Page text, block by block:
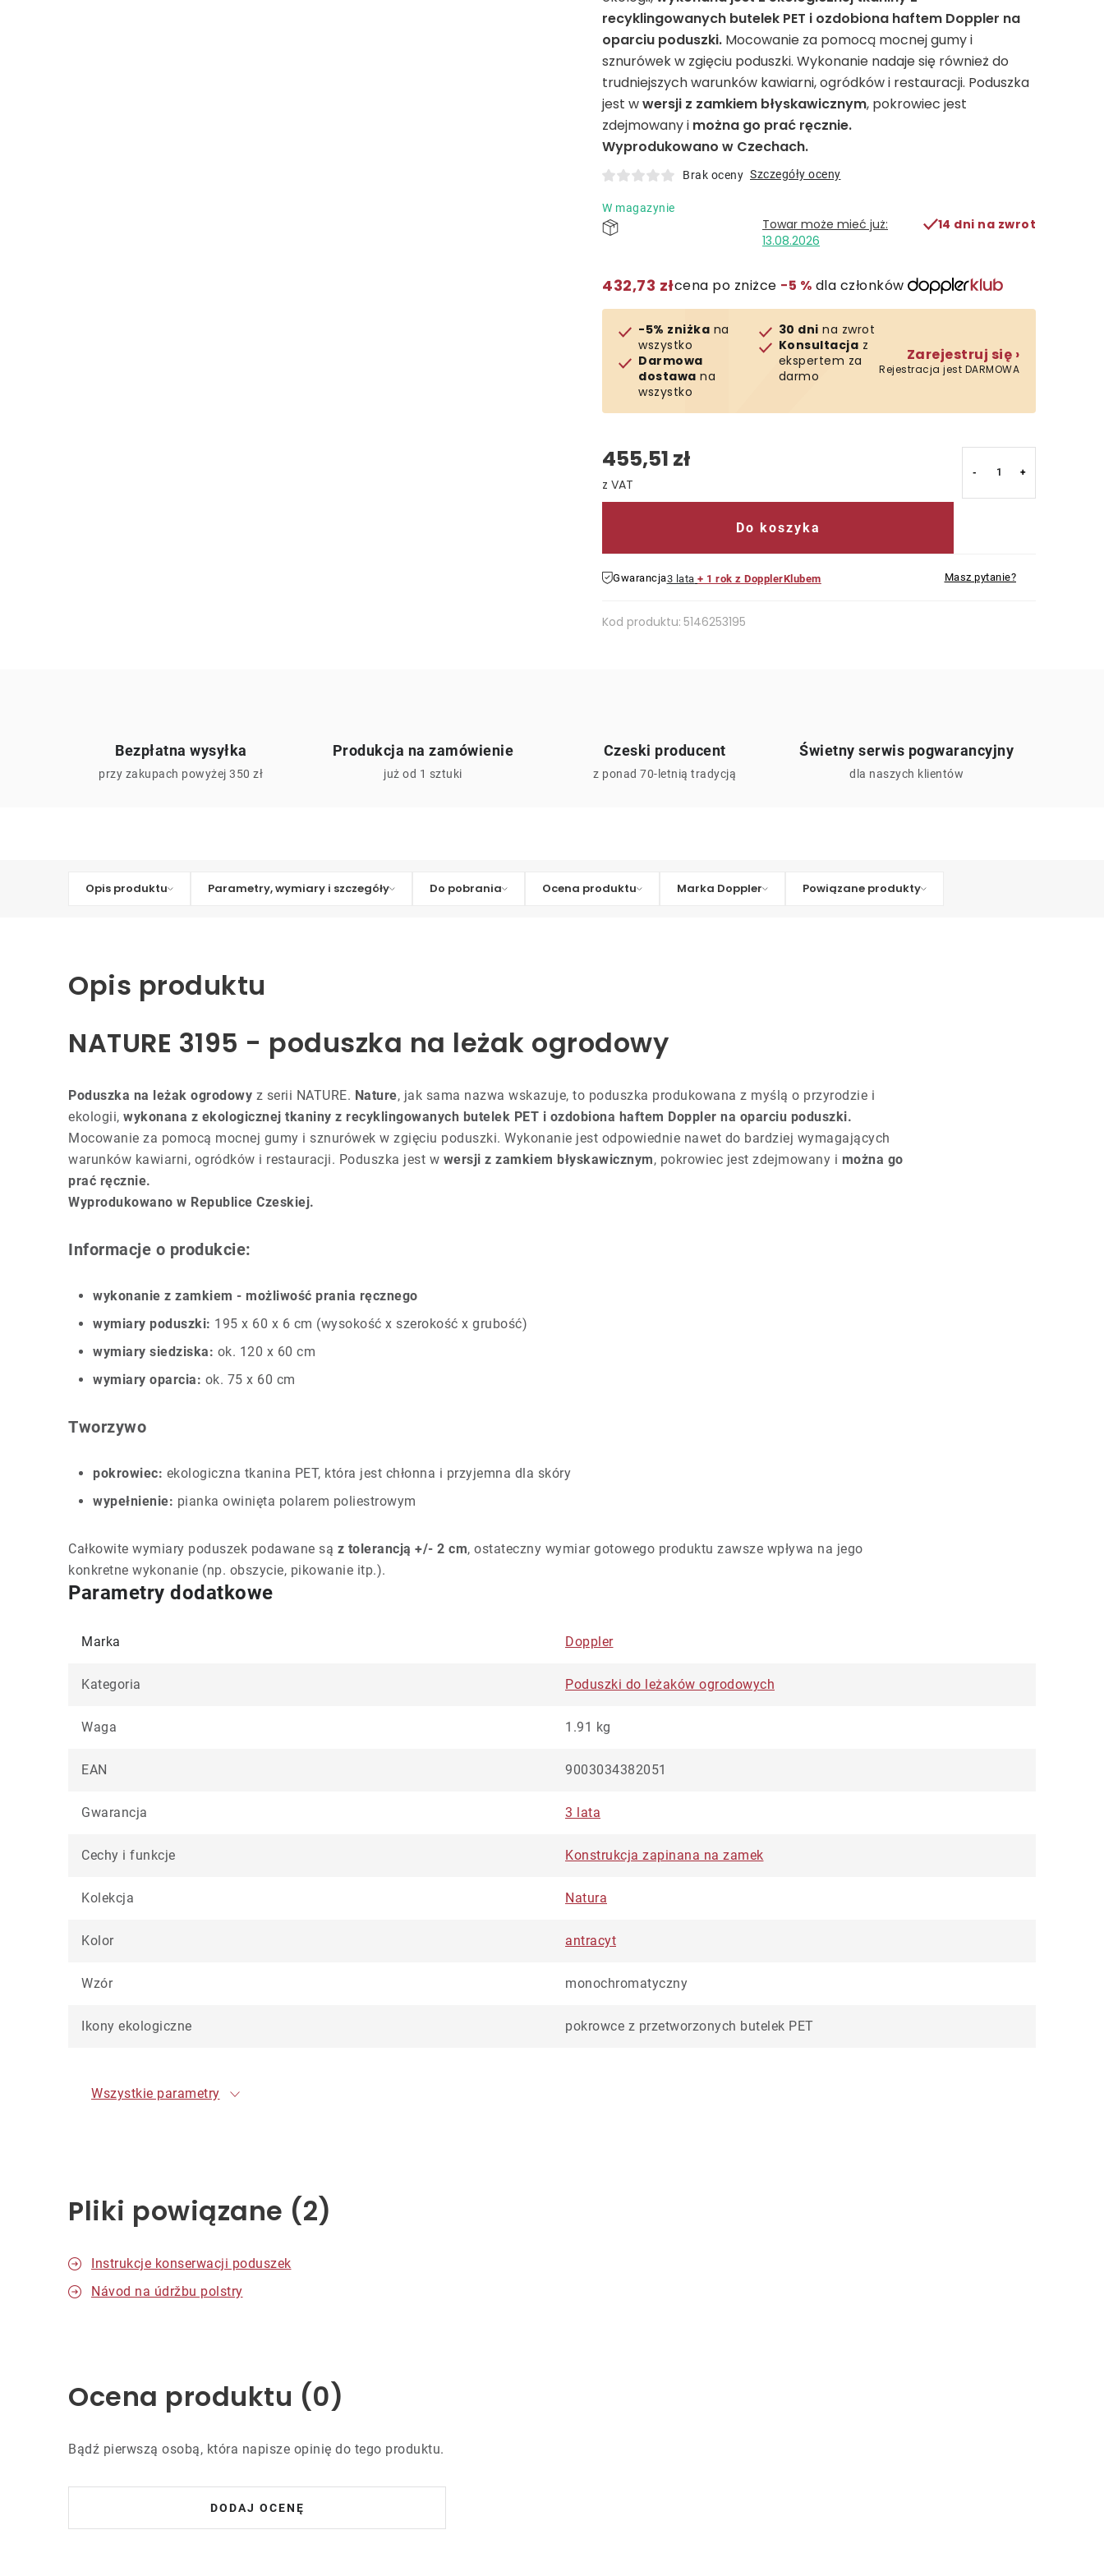
recyklingowanych butelek PET i ozdobiona haftem Doppler na
oparciu poduszki. Mocowanie za pomocą mocnej gumy i
sznurówek w zgięciu poduszki. Wykonanie nadaje się również do
trudniejszych warunków kawiarni, ogródków i restauracji. Poduszka
jest wwersji z zamkiem błyskawicznym, pokrowiec jest
zdejmowany i można go prać ręcznie.
Wyprodukowano w Czechach.
Brak oceny Szczegóły oceny
W magazynie
13.08.2026
14 dni na zwrot
432,73 złcena po zniżce −5 % dla członków
-5% zniżka na
wszystko
Darmowa
dostawa na
wszystko
30 dni na zwrot
Konsultacja z
ekspertem za
darmo
Zarejestruj się ›
Rejestracja jest DARMOWA
455,51 zł
Cena jednostkowa:
Do koszyka
Gwarancja3 lata + 1 rok z DopplerKlubem Masz pytanie?
Kod produktu: 5146253195
Bezpłatna wysyłka
przy zakupach powyżej 350 zł
Produkcja na zamówienie
już od 1 sztuki
Czeski producent
z ponad 70-letnią tradycją
Świetny serwis pogwarancyjny
dla naszych klientów
Opis produktu Parametry, wymiary i szczegóły Do pobrania Ocena produktu Marka Doppler Powiązane produkty
Opis produktu
NATURE 3195 - poduszka na leżak ogrodowy
Poduszka na leżak ogrodowy z serii NATURE. Nature, jak sama nazwa wskazuje, to poduszka produkowana z myślą o przyrodzie i
ekologii, wykonana z ekologicznej tkaniny z recyklingowanych butelek PET i ozdobiona haftem Doppler na oparciu poduszki.
Mocowanie za pomocą mocnej gumy i sznurówek w zgięciu poduszki. Wykonanie jest odpowiednie nawet do bardziej wymagających
warunków kawiarni, ogródków i restauracji. Poduszka jest w wersji z zamkiem błyskawicznym, pokrowiec jest zdejmowany i można go
prać ręcznie.
Wyprodukowano w Republice Czeskiej.
Informacje o produkcie:
wykonanie z zamkiem - możliwość prania ręcznego
wymiary poduszki: 195 x 60 x 6 cm (wysokość x szerokość x grubość)
wymiary siedziska: ok. 120 x 60 cm
wymiary oparcia: ok. 75 x 60 cm
Tworzywo
pokrowiec: ekologiczna tkanina PET, która jest chłonna i przyjemna dla skóry
wypełnienie: pianka owinięta polarem poliestrowym
Całkowite wymiary poduszek podawane są z tolerancją +/- 2 cm, ostateczny wymiar gotowego produktu zawsze wpływa na jego
konkretne wykonanie (np. obszycie, pikowanie itp.).
Parametry dodatkowe
Marka Doppler
Kategoria Poduszki do leżaków ogrodowych
Waga 1.91 kg
EAN 9003034382051
Gwarancja 3 lata
Cechy i funkcje Konstrukcja zapinana na zamek
Kolekcja Natura
Kolor antracyt
Wzór monochromatyczny
Ikony ekologiczne pokrowce z przetworzonych butelek PET
Wszystkie parametry
Pliki powiązane (2)
Instrukcje konserwacji poduszek
Návod na údržbu polstry
Ocena produktu (0)
Bądź pierwszą osobą, która napisze opinię do tego produktu.
DODAJ OCENĘ